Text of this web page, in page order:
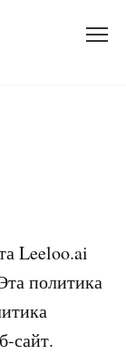
Leeloo.ai
политика
сайт.